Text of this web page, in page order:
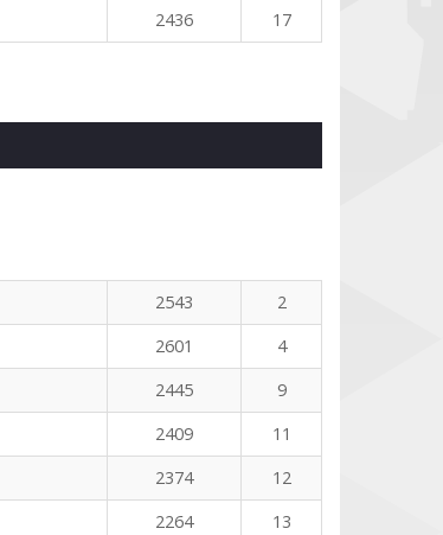
2436 17
2543
2
2601
4
2445
9
2409
11
2374
12
2264
13